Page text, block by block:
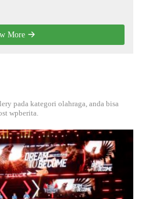
More
pada kategori olahraga, anda bisa
wpberita.